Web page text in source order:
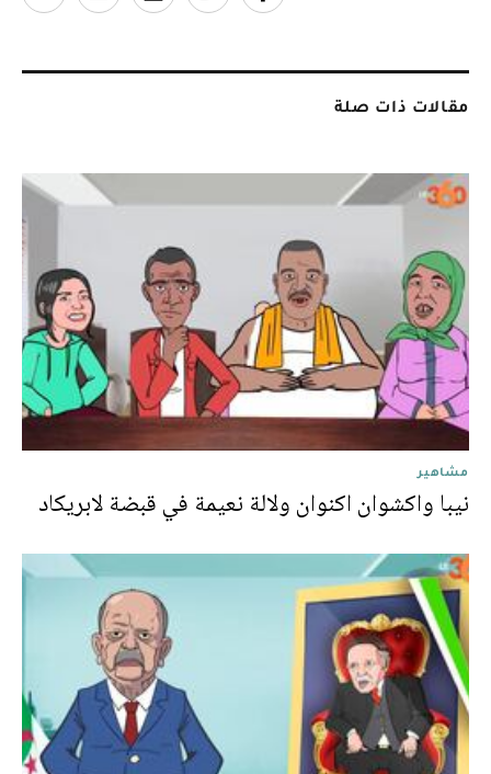
مقالات ذات صلة
مشاهير
نيبا واكشوان اكنوان ولالة نعيمة في قبضة لابريكاد